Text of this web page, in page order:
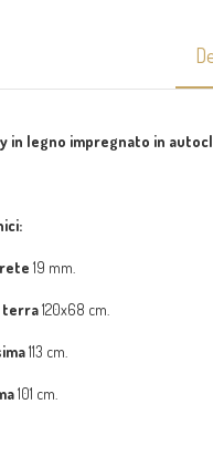
in legno impregnato in
19 mm.
terra120x68 cm.
113 cm.
101 cm.